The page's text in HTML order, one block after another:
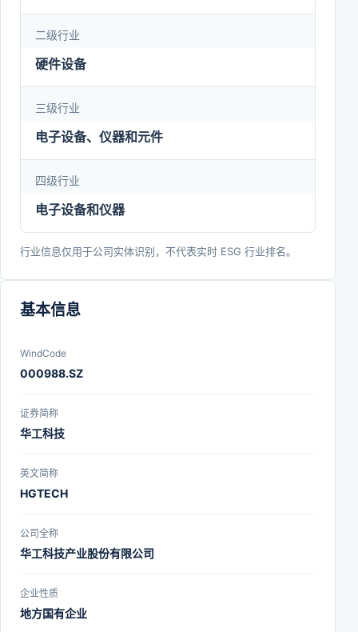
装业务三大业务格局。公司总部位于湖北省武汉市东
湖新技术开发区，在全球已设立武汉光谷总部、鄂州
智能制造装备产业园、华工科技孝感电子产业园、华
工科技智能制造产业园、华工科技荆门产业园五大产
业基地，在华中、华南、华东、华北四大片区设有
40余个办事处；北美、澳洲、德国、加拿大四大海
外研发中心，40余个销售服务中心。
二级行业
硬件设备
三级行业
电子设备、仪器和元件
四级行业
电子设备和仪器
行业信息仅用于公司实体识别，不代表实时 ESG 行业排名。
基本信息
WindCode
000988.SZ
证券简称
华工科技
英文简称
HGTECH
公司全称
华工科技产业股份有限公司
企业性质
地方国有企业